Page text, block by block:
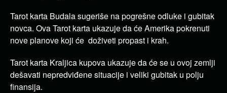
Tarot karta Budala sugeriše na pogrešne odluke i gubitak
novca. Ova Tarot karta ukazuje da će Amerika pokrenuti
nove planove koji će doživeti propast i krah.
Tarot karta Kraljica kupova ukazuje da će se u ovoj zemlji
dešavati nepredviđene situacije i veliki gubitak u polju
finansija.